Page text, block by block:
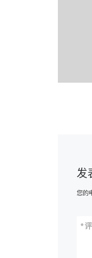
发
您的
*